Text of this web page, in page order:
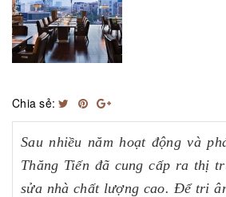
Chia sẻ:
Sau nhiều năm hoạt động và
Thăng Tiến đã cung cấp ra thị
sửa nhà chất lượng cao. Để tri